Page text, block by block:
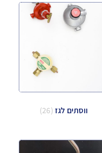
ווסתים לגז(26)